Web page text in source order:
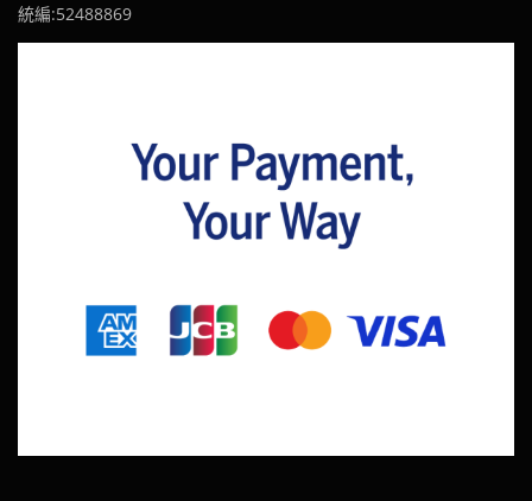
統編:52488869